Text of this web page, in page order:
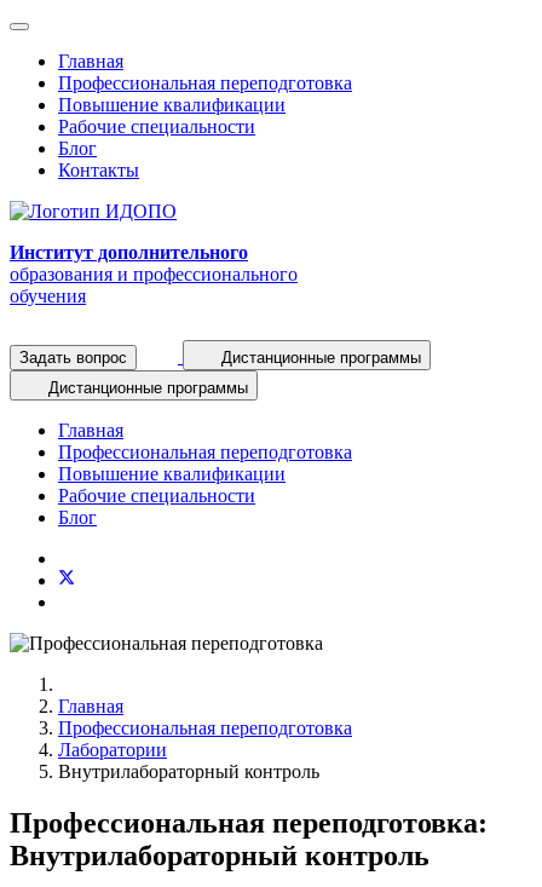
Главная
Профессиональная переподготовка
Повышение квалификации
Рабочие специальности
Блог
Контакты
Институт дополнительного
образования и профессионального
обучения
Задать вопрос
Дистанционные программы
Дистанционные программы
Главная
Профессиональная переподготовка
Повышение квалификации
Рабочие специальности
Блог
Главная
Профессиональная переподготовка
Лаборатории
Внутрилабораторный контроль
Профессиональная переподготовка:
Внутрилабораторный контроль